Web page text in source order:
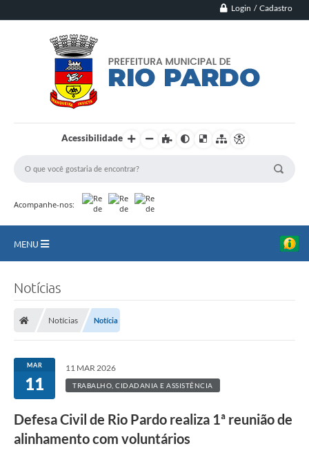
Login / Cadastro
Acessibilidade
Acompanhe-nos:
MENU
ACESSO À INFORMAÇÃO
Publicações Oficiais
Notícias
Notícias
Notícias Notícia
MAR
11
11 MAR 2026
TRABALHO, CIDADANIA E ASSISTÊNCIA
Defesa Civil de Rio Pardo realiza 1ª reunião de
alinhamento com voluntários